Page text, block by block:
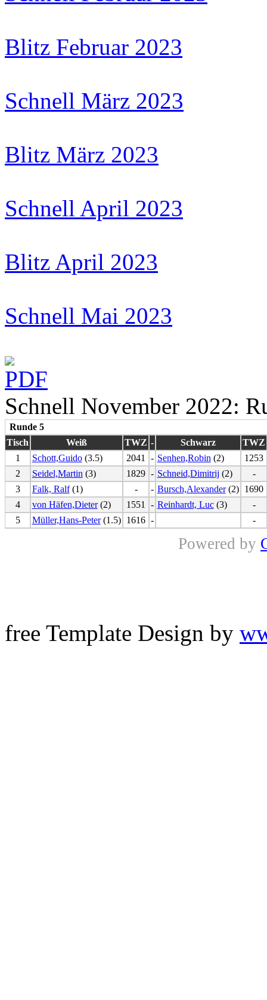
Blitz Februar 2023
Schnell März 2023
Blitz März 2023
Schnell April 2023
Blitz April 2023
Schnell Mai 2023
Schnell November 2022:
Runde 5
Tisch
Weiß TWZ - Schwarz
TWZ
1
Schott,Guido(3.5) 2041 - Senhen,Robin (2)
1253
2
Seidel,Martin (3) 1829 - Schneid,Dimitrij (2)
-
3
Falk, Ralf(1) - - Bursch,Alexander(2)
1690
4
von Häfen,Dieter(2) 1551 - Reinhardt, Luc(3)
-
5
Müller,Hans-Peter(1.5) 1616 - -
Powered by
free Template Design by